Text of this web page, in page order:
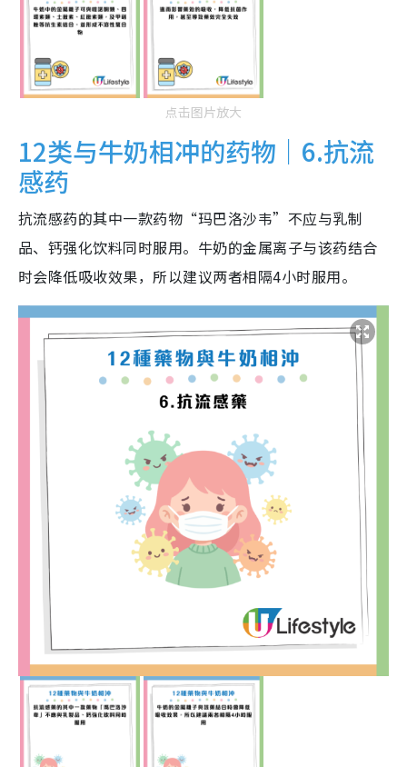
点击图片放大
12类与牛奶相冲的药物｜6.抗流
感药
抗流感药的其中一款药物“玛巴洛沙韦”不应与乳制
品、钙强化饮料同时服用。牛奶的金属离子与该药结合
时会降低吸收效果，所以建议两者相隔4小时服用。